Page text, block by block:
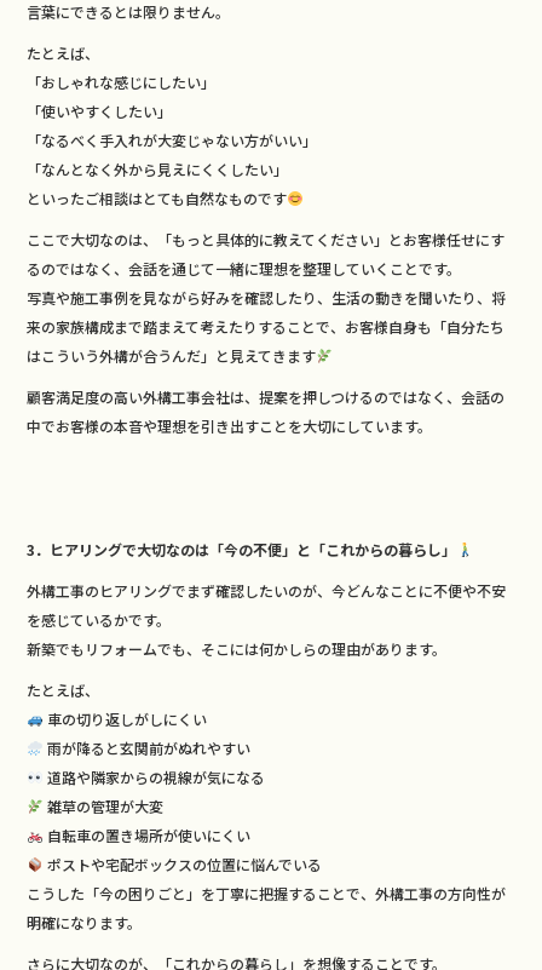
言葉にできるとは限りません。
たとえば、
「おしゃれな感じにしたい」
「使いやすくしたい」
「なるべく手入れが大変じゃない方がいい」
「なんとなく外から見えにくくしたい」
といったご相談はとても自然なものです
ここで大切なのは、「もっと具体的に教えてください」とお客様任せにす
るのではなく、会話を通じて一緒に理想を整理していくことです。
写真や施工事例を見ながら好みを確認したり、生活の動きを聞いたり、将
来の家族構成まで踏まえて考えたりすることで、お客様自身も「自分たち
はこういう外構が合うんだ」と見えてきます
顧客満足度の高い外構工事会社は、提案を押しつけるのではなく、会話の
中でお客様の本音や理想を引き出すことを大切にしています。
3．ヒアリングで大切なのは「今の不便」と「これからの暮らし」
外構工事のヒアリングでまず確認したいのが、今どんなことに不便や不安
を感じているかです。
新築でもリフォームでも、そこには何かしらの理由があります。
たとえば、
車の切り返しがしにくい
雨が降ると玄関前がぬれやすい
道路や隣家からの視線が気になる
雑草の管理が大変
自転車の置き場所が使いにくい
ポストや宅配ボックスの位置に悩んでいる
こうした「今の困りごと」を丁寧に把握することで、外構工事の方向性が
明確になります。
さらに大切なのが、「これからの暮らし」を想像することです。